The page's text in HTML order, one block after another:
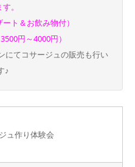
。
ト＆お飲み物付）
円～4000円）
にてコサージュの販売も行い
♪
ュ作り体験会